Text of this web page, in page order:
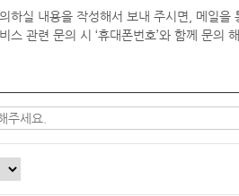
하실 내용을 작성해서 보내 주시면, 메일을
스 관련 문의 시 ‘휴대폰번호’와 함께 문의